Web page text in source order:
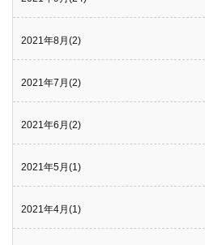
2021年8月(2)
2021年7月(2)
2021年6月(2)
2021年5月(1)
2021年4月(1)